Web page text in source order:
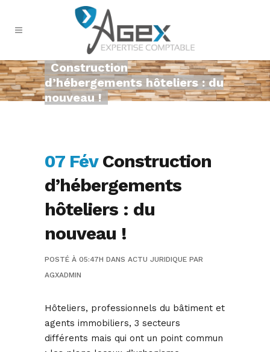
Construction
d’hébergements hôteliers : du
nouveau !
07 FévConstruction
d’hébergements
hôteliers : du
nouveau !
POSTÉ À 05:47H DANS ACTU JURIDIQUE PAR
AGXADMIN
Hôteliers, professionnels du bâtiment et
agents immobiliers, 3 secteurs
différents mais qui ont un point commun